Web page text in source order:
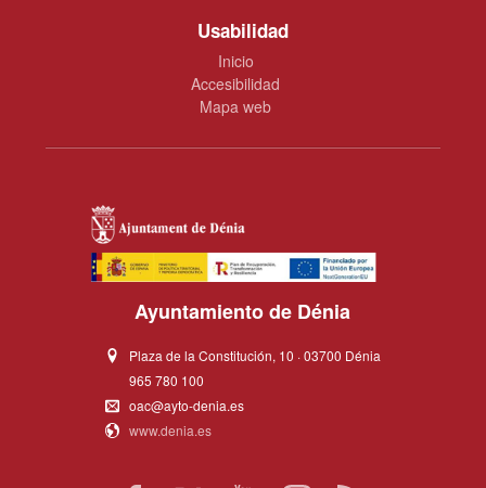
Usabilidad
Inicio
Accesibilidad
Mapa web
Ayuntamiento de Dénia
Plaza de la Constitución, 10 · 03700 Dénia
965 780 100
oac@ayto-denia.es
www.denia.es